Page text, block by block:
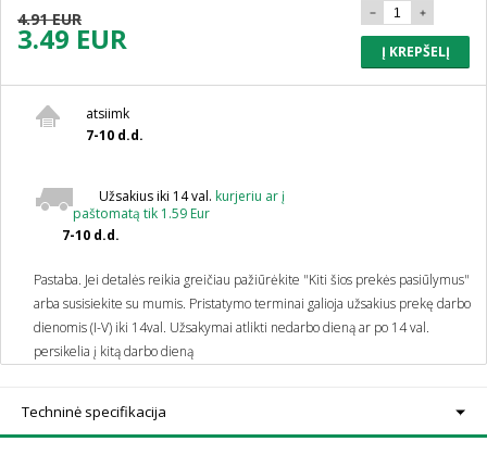
4.91 EUR
3.49 EUR Į KREPŠELĮ
atsiimk
7-10 d.d.
Užsakius iki 14 val. kurjeriu ar į
paštomatą tik 1.59 Eur
7-10 d.d.
Pastaba. Jei detalės reikia greičiau pažiūrėkite "Kiti šios prekės pasiūlymus"
arba susisiekite su mumis. Pristatymo terminai galioja užsakius prekę darbo
dienomis (I-V) iki 14val. Užsakymai atlikti nedarbo dieną ar po 14 val.
persikelia į kitą darbo dieną
Techninė specifikacija